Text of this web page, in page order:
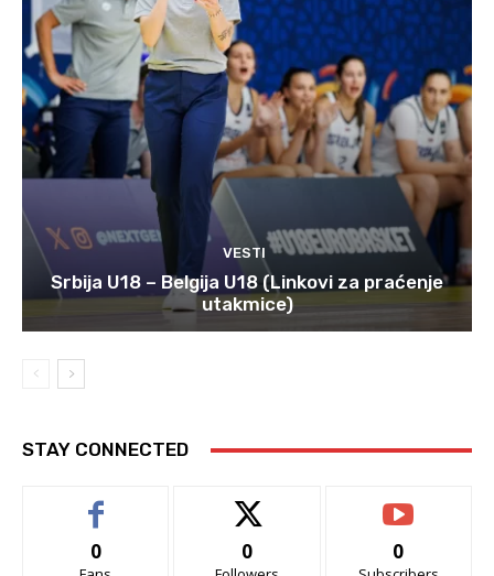
VESTI
Srbija U18 – Belgija U18 (Linkovi za praćenje
utakmice)
STAY CONNECTED
0 0 0